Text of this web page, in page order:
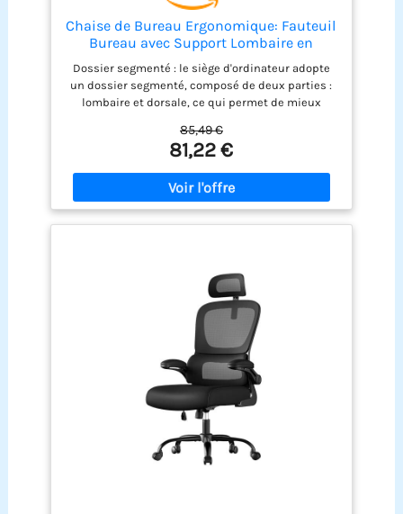
Chaise de Bureau Ergonomique: Fauteuil
Bureau avec Support Lombaire en
C,Dossier et Appui-tête
Réglables,Reversible Armrest,Siege en
Maille Respirante Convient à la Maison
Bureau ,Lecture,Noir
Dossier segmenté : le siège d'ordinateur adopte
un dossier segmenté, composé de deux parties :
lombaire et dorsale, ce qui permet de mieux
dossier de la chaise de bureau peut être incliné et
pivoté entre 90° et 120°.Lorsque vous êtes fatigué
de travailler, vous pouvez vous appuyer sur la
chaise pour vous reposer. Conception
Ergonomique Omnidirectionnelle: le chaise de
bureau naspaluro utilise une conception
inclinable de 90 à 120 °, d'un appui-tête réglable
en hauteur et en angle. La conception
ergonomique multi-angle peut parfaitement
s'adapter aux courbes de votre corps et vous
apporter un confort total. Si vous devez rester
assis longtemps au travail, le chaise ergonomique
naspaluro est le bon choix pour vous ! Pas
seulement pour le bureau à domicile : la hauteur
de la chaise de bureau et l'appui-tête sont
choisir la position assise la plus confortable et
vous concentrer sur votre travail. Que vous
85,49 €
81,22 €